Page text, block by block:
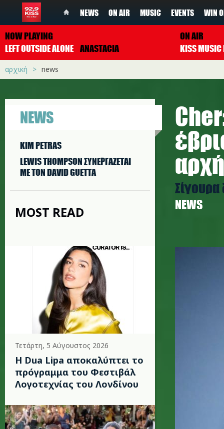
NEWS ON AIR MUSIC EVENTS WIN
NOW PLAYING
LEFT OUTSIDE ALONE ANASTACIA
ON AIR
αρχική news
NEWS
KIM PETRAS
LEWIS THOMPSON ΣΥΝΕΡΓAΖΕΤΑΙ
ΜΕ ΤΟΝ DAVID GUETTA
MOST READ
Τετάρτη, 5 Αύγουστος 2026
Η Dua Lipa αποκαλύπτει το
πρόγραμμα του Φεστιβάλ
Λογοτεχνίας του Λονδίνου
αρχή
NEWS
c.jpg